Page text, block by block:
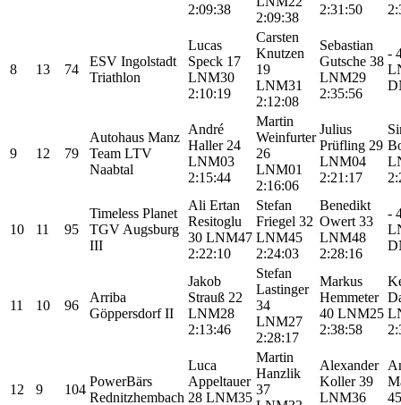
2:09:38
2:09:38
2:31:50
8 13 74
ESV Ingolstadt
Triathlon
Lucas
Speck 17
LNM30
2:10:19
Carsten
Knutzen
19
LNM31
2:12:08
Sebastian
Gutsche 38
LNM29
2:35:56
-
9 12 79
Autohaus Manz
Team LTV
Naabtal
André
Haller 24
LNM03
2:15:44
Martin
Weinfurter
26
LNM01
2:16:06
Julius
Prüfling 29
LNM04
2:21:17
10 11 95
Timeless Planet
TGV Augsburg
III
Ali Ertan
Resitoglu
30 LNM47
2:22:10
Stefan
Friegel 32
LNM45
2:24:03
Benedikt
Owert 33
LNM48
2:28:16
-
11 10 96
Arriba
Göppersdorf II
Jakob
Strauß 22
LNM28
2:13:46
Stefan
Lastinger
34
LNM27
2:28:17
Markus
Hemmeter
40 LNM25
2:38:58
12 9 104
PowerBärs
Rednitzhembach
Luca
Appeltauer
28 LNM35
Martin
Hanzlik
37
Alexander
Koller 39
LNM36